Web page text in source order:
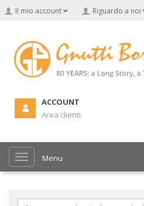
Il mio account Riguardo a noi
ACCOUNT
Area clienti
Menu